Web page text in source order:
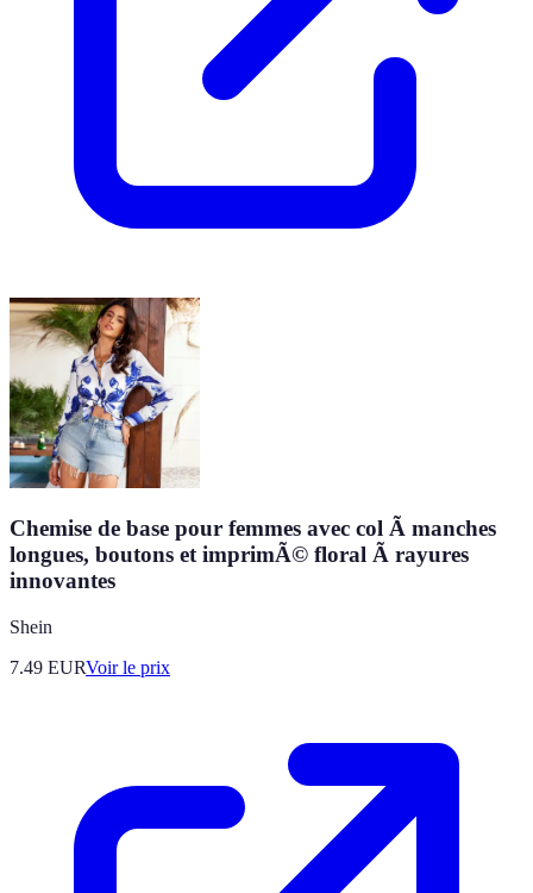
Chemise de base pour femmes avec col Ã manches
longues, boutons et imprimÃ© floral Ã rayures
innovantes
Shein
7.49 EURVoir le prix